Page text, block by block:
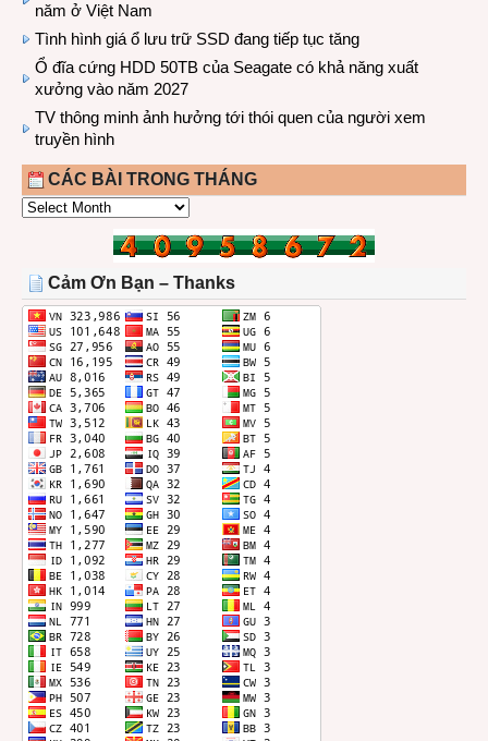
năm ở Việt Nam
Tình hình giá ổ lưu trữ SSD đang tiếp tục tăng
Ổ đĩa cứng HDD 50TB của Seagate có khả năng xuất
xưởng vào năm 2027
TV thông minh ảnh hưởng tới thói quen của người xem
truyền hình
CÁC BÀI TRONG THÁNG
CÁC
THÁNG
Cảm Ơn Bạn – Thanks